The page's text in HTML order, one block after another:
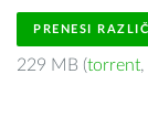
PRENESI
229 MB (torrent,